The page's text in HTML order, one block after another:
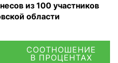
из 100 участников
области
СООТНОШЕНИЕ
В ПРОЦЕНТАХ